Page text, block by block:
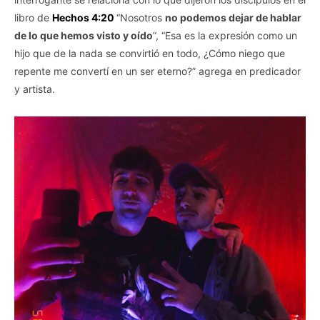
libro de Hechos 4:20 “Nosotros no podemos dejar de hablar
de lo que hemos visto y oído”, “Esa es la expresión como un
hijo que de la nada se convirtió en todo, ¿Cómo niego que
repente me convertí en un ser eterno?” agrega en predicador
y artista.